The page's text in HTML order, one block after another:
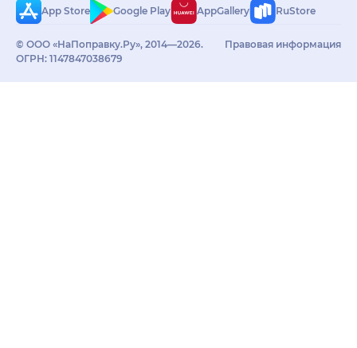
App Store Google Play AppGallery RuStore
© ООО «НаПоправку.Ру», 2014—2026.
ОГРН: 1147847038679
Правовая информация